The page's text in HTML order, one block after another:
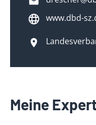
www.dbd-
Meine